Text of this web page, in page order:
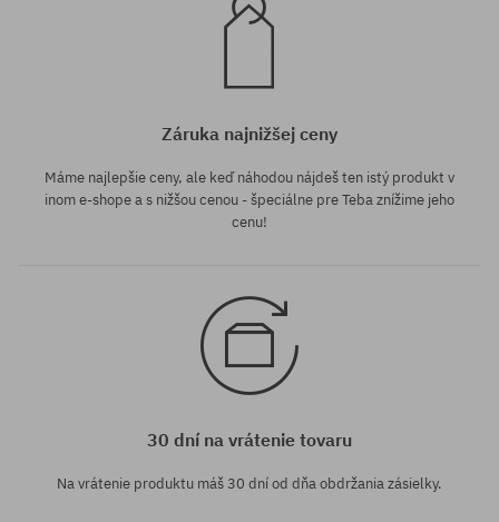
Záruka najnižšej ceny
Máme najlepšie ceny, ale keď náhodou nájdeš ten istý produkt v
inom e-shope a s nižšou cenou - špeciálne pre Teba znížime jeho
cenu!
30 dní na vrátenie tovaru
Na vrátenie produktu máš 30 dní od dňa obdržania zásielky.